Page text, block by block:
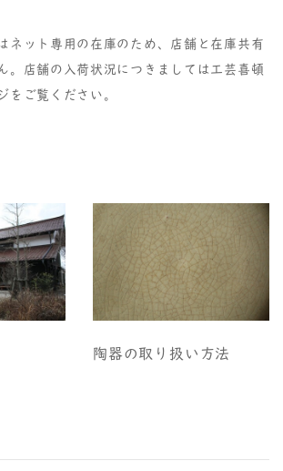
ネット専用の在庫のため、店舗と在庫共有
。店舗の入荷状況につきましては工芸喜頓
をご覧ください。
陶器の取り扱い方法